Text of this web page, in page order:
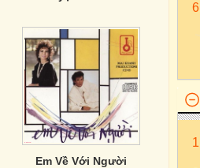
Em Về Với Người